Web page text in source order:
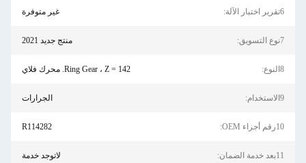
6تقرير اختبار الآلة: غير متوفرة
7نوع التسويق: منتج جديد 2021
8النوع: Ring Gear ، Z = 142. محرك فلاي
9الاستخدام: الجرارات
10رقم أجزاء OEM: R114282
11بعد خدمة الضمان: لاتوجد خدمة